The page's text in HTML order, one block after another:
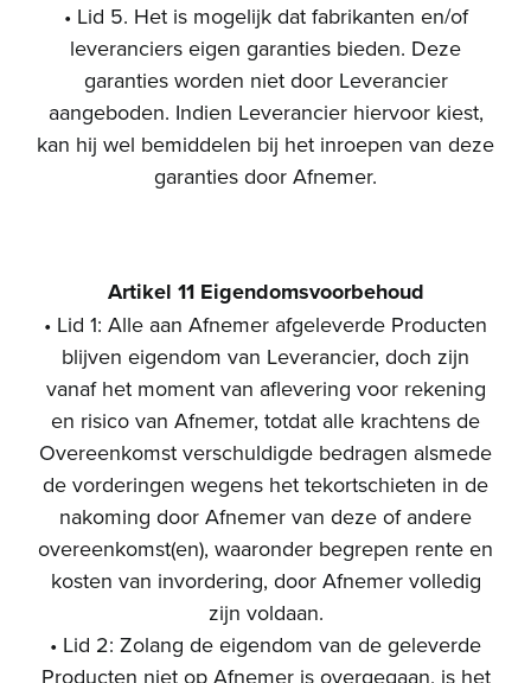
• Lid 5. Het is mogelijk dat fabrikanten en/of
leveranciers eigen garanties bieden. Deze
garanties worden niet door Leverancier
aangeboden. Indien Leverancier hiervoor kiest,
kan hij wel bemiddelen bij het inroepen van deze
garanties door Afnemer.
Artikel 11 Eigendomsvoorbehoud
• Lid 1: Alle aan Afnemer afgeleverde Producten
blijven eigendom van Leverancier, doch zijn
vanaf het moment van aflevering voor rekening
en risico van Afnemer, totdat alle krachtens de
Overeenkomst verschuldigde bedragen alsmede
de vorderingen wegens het tekortschieten in de
nakoming door Afnemer van deze of andere
overeenkomst(en), waaronder begrepen rente en
kosten van invordering, door Afnemer volledig
zijn voldaan.
• Lid 2: Zolang de eigendom van de geleverde
Producten niet op Afnemer is overgegaan, is het